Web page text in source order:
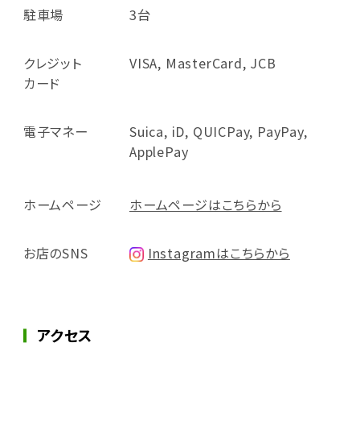
駐車場 3台
クレジット
カード
VISA, MasterCard, JCB
電子マネー
Suica, iD, QUICPay, PayPay,
ApplePay
ホームページ ホームページはこちらから
お店のSNS Instagramはこちらから
アクセス